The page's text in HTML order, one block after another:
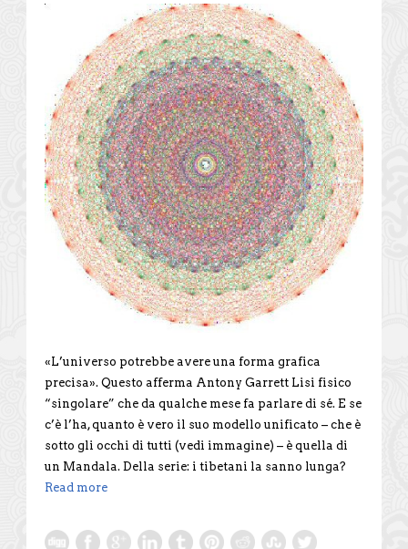
«L’universo potrebbe avere una forma grafica
precisa». Questo afferma Antony Garrett Lisi fisico
“singolare” che da qualche mese fa parlare di sé. E se
c’è l’ha, quanto è vero il suo modello unificato – che è
sotto gli occhi di tutti (vedi immagine) – è quella di
un Mandala. Della serie: i tibetani la sanno lunga?
Read more